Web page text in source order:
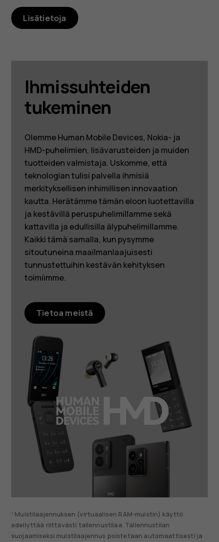
Lisätietoja
Ihmissuhteiden
tukeminen
Olemme Human Mobile Devices, Nokia- ja
HMD-puhelimien, lisävarusteiden ja muiden
tuotteiden valmistaja. Uskomme, että
teknologian tulisi palvella ihmisiä
merkityksellisen inhimillisen innovaation
kautta. Herätämme tämän eloon luotettavilla
ja kestävillä peruspuhelimillamme sekä
kattavilla ja edullisilla älypuhelimillamme.
Kaikki tämä samalla, kun pysymme
sitoutuneina maailmanlaajuisesti
tunnustettuihin kestävän kehityksen
toimiimme.
Tietoa meistä
¹ Muistilaajennuksen (virtuaalisen RAM-muistin) käyttö
edellyttää riittävästi tallennustilaa. Tallennustilan
suojaamiseksi muistilaajennus poistetaan automaattisesti ja